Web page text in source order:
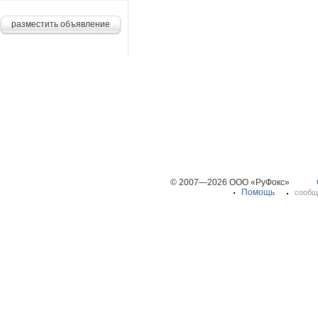
разместить объявление
© 2007—2026 ООО «РуФокс»
Помощь